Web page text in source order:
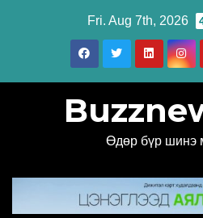
Fri. Aug 7th, 2026
Өдөр бүр шинэ